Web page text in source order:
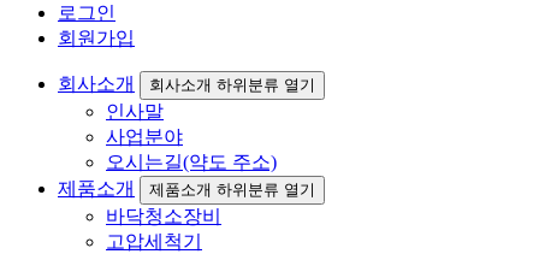
로그인
회원가입
회사소개 회사소개 하위분류 열기
인사말
사업분야
오시는길(약도 주소)
제품소개
제품소개 하위분류 열기
바닥청소장비
고압세척기